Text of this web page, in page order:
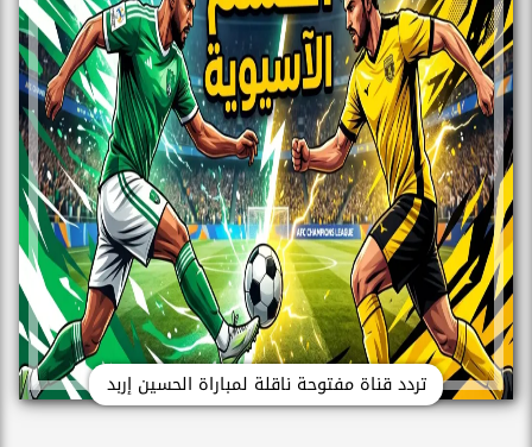
تردد قناة مفتوحة ناقلة لمباراة الحسين إربد